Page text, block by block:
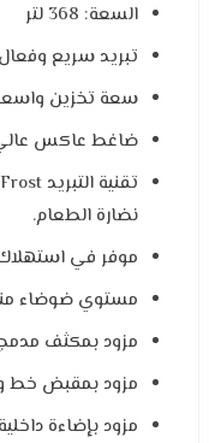
السعة: 368 لتر
تبريد سريع وفعال
سعة تخزين واسعة
ضاغط عاكس عالي
نضارة الطعام.
موفر في
مستوي ضوضاء
مزود بمكثف
مزود بمقبض خط
مزود بإضاءة